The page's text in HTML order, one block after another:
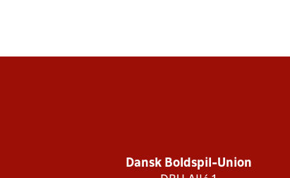
Dansk Boldspil-Union